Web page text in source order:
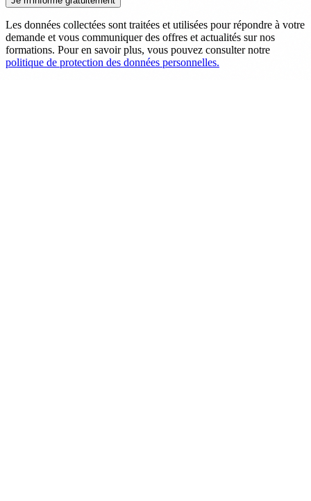
Les données collectées sont traitées et utilisées pour répondre à votre
demande et vous communiquer des offres et actualités sur nos
formations. Pour en savoir plus, vous pouvez consulter notre
politique de protection des données personnelles.